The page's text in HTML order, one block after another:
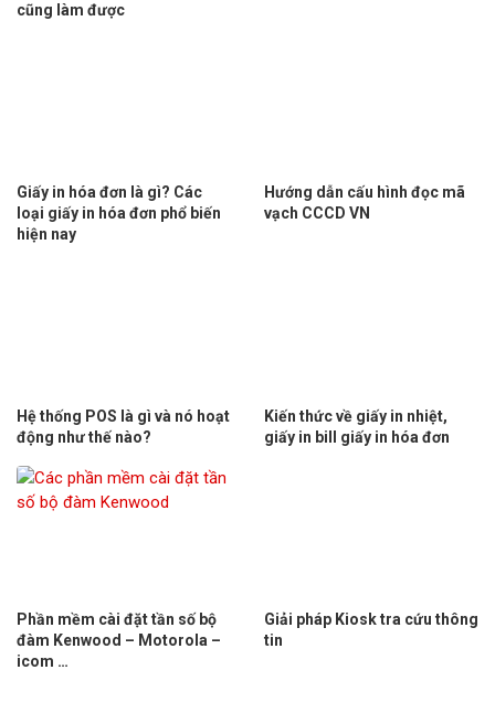
cũng làm được
Giấy in hóa đơn là gì? Các
loại giấy in hóa đơn phổ biến
hiện nay
Hướng dẫn cấu hình đọc mã
vạch CCCD VN
Hệ thống POS là gì và nó hoạt
động như thế nào?
Kiến thức về giấy in nhiệt,
giấy in bill giấy in hóa đơn
Phần mềm cài đặt tần số bộ
đàm Kenwood – Motorola –
icom …
Giải pháp Kiosk tra cứu thông
tin